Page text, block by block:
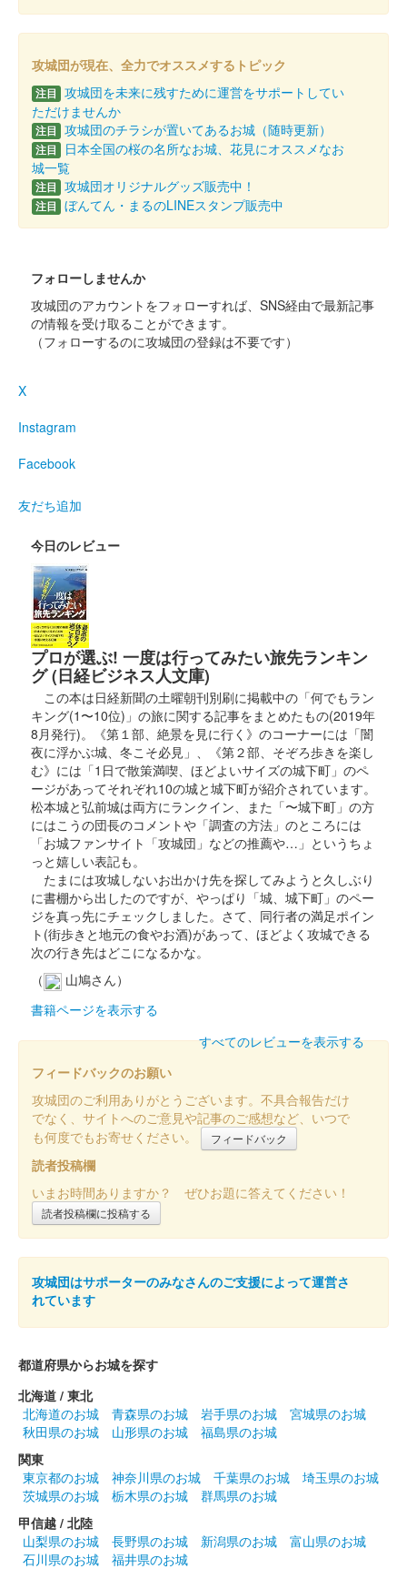
安中城 御城印 秋限定版
安中城 御城印
安中城 御城印 絵図 井伊家版
2024年6月15、16日に開催された群馬戦国御城印サミットで先行
販売された後、9月14日より現地にて販売。
安中城 御城印 絵図 板倉家版
2024年6月15、16日に開催された群馬戦国御城印サミットで先行
販売された後、9月14日より現地にて販売。
安中城 御城印
安中城 御城印
安中城 御城印
安中城 御城印 安中城冬限定版
冬の花のろう梅が描かれている。
安中城 御城印 令和五年秋限定版 武田版
安中城 御城印 令和五年秋限定版 徳川版
安中城 御城印 井伊家夏限定版
安中城 御城印
安中城 御城印 井伊家春限定版
井伊家バージョンの御城印。
安中城 御城印
武田家春限定版
武田家バージョンの御城印。
安中城 御城印
して発売された。
安中城 御城印 武田軍冬版
100枚限定
安中城 御城印
販売終了
攻城団が現在、全力でオススメするトピック
注目 攻城団を未来に残すために運営をサポートしてい
ただけませんか
注目 攻城団のチラシが置いてあるお城（随時更新）
注目
日本全国の桜の名所なお城、花見にオススメなお
城一覧
注目 攻城団オリジナルグッズ販売中！
注目 ぼんてん・まるのLINEスタンプ販売中
フォローしませんか
攻城団のアカウントをフォローすれば、SNS経由で最新記事
の情報を受け取ることができます。
（フォローするのに攻城団の登録は不要です）
X
Instagram
Facebook
友だち追加
今日のレビュー
プロが選ぶ! 一度は行ってみたい旅先ランキン
グ (日経ビジネス人文庫)
この本は日経新聞の土曜朝刊別刷に掲載中の「何でもラン
キング(1〜10位)」の旅に関する記事をまとめたもの(2019年
8月発行)。《第１部、絶景を見に行く》のコーナーには「闇
夜に浮かぶ城、冬こそ必見」、《第２部、そぞろ歩きを楽し
む》には「1日で散策満喫、ほどよいサイズの城下町」のペ
ージがあってそれぞれ10の城と城下町が紹介されています。
松本城と弘前城は両方にランクイン、また「〜城下町」の方
にはこうの団長のコメントや「調査の方法」のところには
「お城ファンサイト「攻城団」などの推薦や…」というちょ
っと嬉しい表記も。
たまには攻城しないお出かけ先を探してみようと久しぶり
に書棚から出したのですが、やっぱり「城、城下町」のペー
ジを真っ先にチェックしました。さて、同行者の満足ポイン
ト(街歩きと地元の食やお酒)があって、ほどよく攻城できる
次の行き先はどこになるかな。
（
山鳩さん）
書籍ページを表示する
すべてのレビューを表示する
フィードバックのお願い
攻城団のご利用ありがとうございます。不具合報告だけ
でなく、サイトへのご意見や記事のご感想など、いつで
も何度でもお寄せください。
フィードバック
読者投稿欄
いまお時間ありますか？ ぜひお題に答えてください！
読者投稿欄に投稿する
攻城団はサポーターのみなさんのご支援によって運営さ
れています
都道府県からお城を探す
北海道 / 東北
北海道のお城
青森県のお城 岩手県のお城
宮城県のお城
秋田県のお城
山形県のお城
福島県のお城
関東
東京都のお城
神奈川県のお城 千葉県のお城
埼玉県のお城
茨城県のお城
栃木県のお城
群馬県のお城
甲信越 / 北陸
山梨県のお城
長野県のお城 新潟県のお城
富山県のお城
石川県のお城
福井県のお城